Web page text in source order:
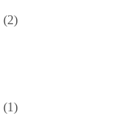
(2)
(1)